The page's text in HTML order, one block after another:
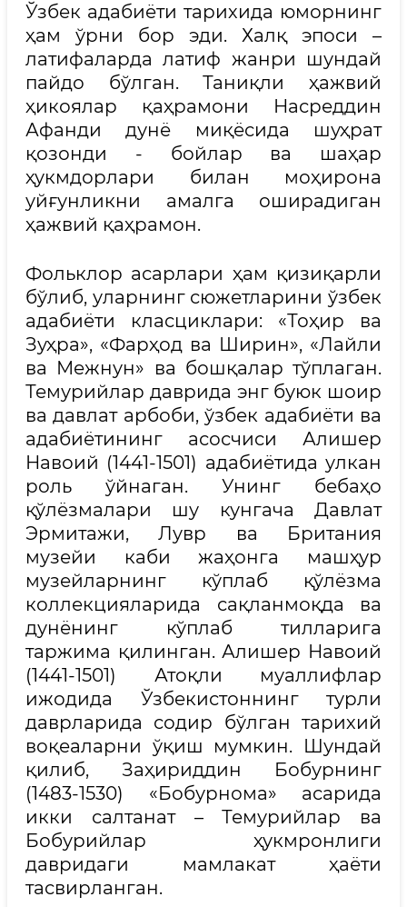
Ўзбек адабиёти тарихида юморнинг
ҳам ўрни бор эди. Халқ эпоси –
латифаларда латиф жанри шундай
пайдо бўлган. Таниқли ҳажвий
ҳикоялар қаҳрамони Насреддин
Афанди дунё миқёсида шуҳрат
қозонди - бойлар ва шаҳар
ҳукмдорлари билан моҳирона
уйғунликни амалга оширадиган
ҳажвий қаҳрамон.
Фольклор асарлари ҳам қизиқарли
бўлиб, уларнинг сюжетларини ўзбек
адабиёти класциклари: «Тоҳир ва
Зуҳра», «Фарҳод ва Ширин», «Лайли
ва Межнун» ва бошқалар тўплаган.
Темурийлар даврида энг буюк шоир
ва давлат арбоби, ўзбек адабиёти ва
адабиётининг асосчиси Алишер
Навоий (1441-1501) адабиётида улкан
роль ўйнаган. Унинг бебаҳо
қўлёзмалари шу кунгача Давлат
Эрмитажи, Лувр ва Британия
музейи каби жаҳонга машҳур
музейларнинг кўплаб қўлёзма
коллекцияларида сақланмоқда ва
дунёнинг кўплаб тилларига
таржима қилинган. Алишер Навоий
(1441-1501) Атоқли муаллифлар
ижодида Ўзбекистоннинг турли
даврларида содир бўлган тарихий
воқеаларни ўқиш мумкин. Шундай
қилиб, Заҳириддин Бобурнинг
(1483-1530) «Бобурнома» асарида
икки салтанат – Темурийлар ва
Бобурийлар ҳукмронлиги
давридаги мамлакат ҳаёти
тасвирланган.